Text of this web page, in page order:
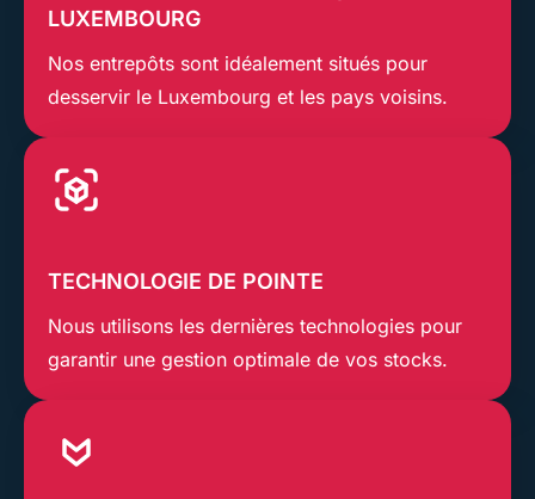
LUXEMBOURG
Nos entrepôts sont idéalement situés pour
desservir le Luxembourg et les pays voisins.
TECHNOLOGIE DE POINTE
Nous utilisons les dernières technologies pour
garantir une gestion optimale de vos stocks.